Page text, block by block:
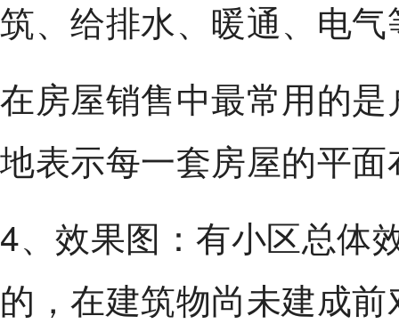
筑、给排水、暖通、电
在房屋销售中最常用的
地表示每一套房屋的平
4、效果图：有小区总体
的，在建筑物尚未建成